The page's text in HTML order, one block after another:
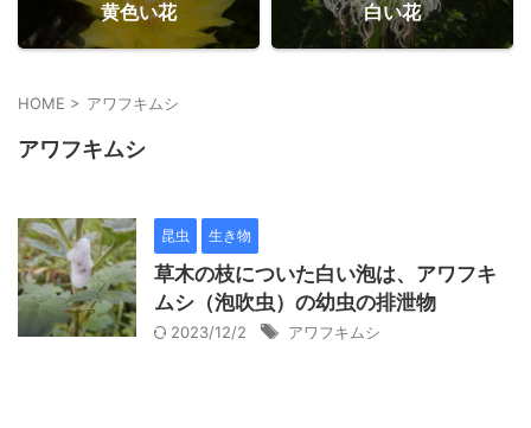
黄色い花 白い花
HOME > アワフキムシ
アワフキムシ
昆虫 生き物
草木の枝についた白い泡は、アワフキ
ムシ（泡吹虫）の幼虫の排泄物
2023/12/2 アワフキムシ